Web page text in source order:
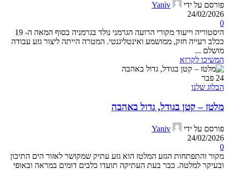
פורסם על ידי
Yaniv
24/02/2026
0
היסטוריה וייעוד מקורי הרועה הגרמני נולד בגרמניה בסוף המאה ה- 19
ככלב רעייה חזק, ממושמע ואינטליגנטי. המטרה הייתה ליצור גזע עבודה
מושלם ...
המשיכו לקרוא
24 פבר
הבלוג שלנו
מלטז – קטן בגודל, גדול באהבה
פורסם על ידי
Yaniv
24/02/2026
0
מקור והתפתחות הגזע המלטז הוא גזע עתיק שמקושר לאזור הים התיכון
ובעיקר למלטה. כבר בעת העתיקה תועדו כלבים דומים במראה ובאופי